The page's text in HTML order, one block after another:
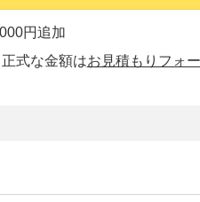
円追加
式な金額はお見積もりフォ